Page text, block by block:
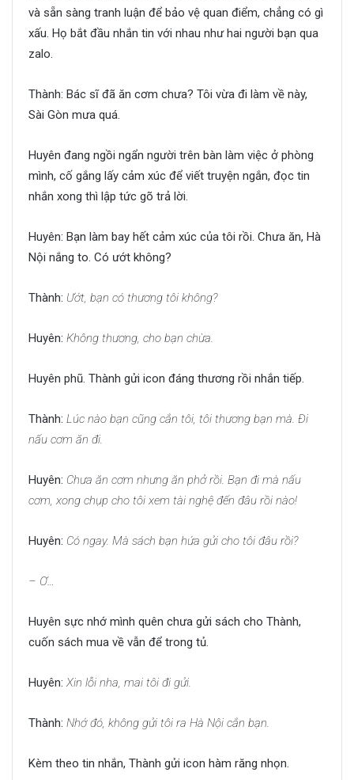
và sẵn sàng tranh luận để bảo vệ quan điểm, chẳng có gì
xấu. Họ bắt đầu nhắn tin với nhau như hai người bạn qua
zalo.
Thành: Bác sĩ đã ăn cơm chưa? Tôi vừa đi làm về này,
Sài Gòn mưa quá.
Huyên đang ngồi ngẩn người trên bàn làm việc ở phòng
mình, cố gắng lấy cảm xúc để viết truyện ngắn, đọc tin
nhắn xong thì lập tức gõ trả lời.
Huyên: Bạn làm bay hết cảm xúc của tôi rồi. Chưa ăn, Hà
Nội nắng to. Có ướt không?
Thành: Ướt, bạn có thương tôi không?
Huyên: Không thương, cho bạn chừa.
Huyên phũ. Thành gửi icon đáng thương rồi nhắn tiếp.
Thành: Lúc nào bạn cũng cắn tôi, tôi thương bạn mà. Đi
nấu cơm ăn đi.
Huyên: Chưa ăn cơm nhưng ăn phở rồi. Bạn đi mà nấu
cơm, xong chụp cho tôi xem tài nghệ đến đâu rồi nào!
Huyên: Có ngay. Mà sách bạn hứa gửi cho tôi đâu rồi?
– Ơ…
Huyên sực nhớ mình quên chưa gửi sách cho Thành,
cuốn sách mua về vẫn để trong tủ.
Huyên: Xin lỗi nha, mai tôi đi gửi.
Thành: Nhớ đó, không gửi tôi ra Hà Nội cắn bạn.
Kèm theo tin nhắn, Thành gửi icon hàm răng nhọn.